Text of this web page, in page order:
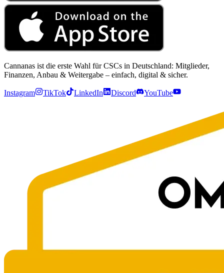
Cannanas ist die erste Wahl für CSCs in Deutschland: Mitglieder,
Finanzen, Anbau & Weitergabe – einfach, digital & sicher.
Instagram TikTok LinkedIn Discord YouTube